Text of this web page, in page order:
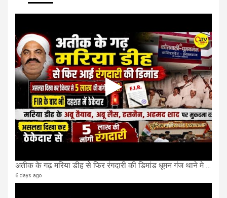
अतीक के गढ़ मरिया डीह से फिर रंगदारी की डिमांड धूमन गंज थाने मे 4 के खिलाफ मुकदमा दर्ज
6 days ago